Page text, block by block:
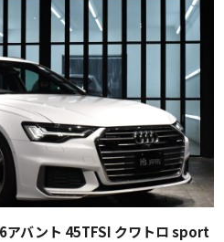
バント 45TFSI クワトロ sport